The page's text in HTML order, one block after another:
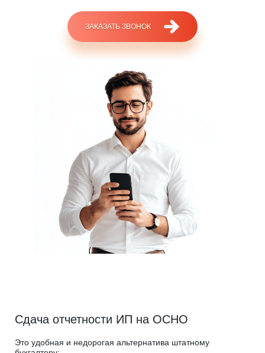
ЗАКАЗАТЬ ЗВОНОК
Сдача отчетности ИП на ОСНО
Это удобная и недорогая альтернатива штатному